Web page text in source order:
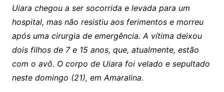
Uiara chegou a ser socorrida e levada para um
hospital, mas não resistiu aos ferimentos e morreu
após uma cirurgia de emergência. A vítima deixou
dois filhos de 7 e 15 anos, que, atualmente, estão
com o avô. O corpo de Uiara foi velado e sepultado
neste domingo (21), em Amaralina.